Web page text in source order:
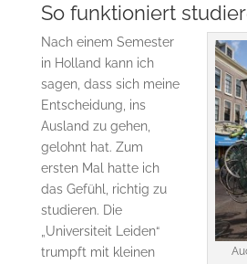
So funktioniert
Nach einem Semester
in Holland kann ich
sagen, dass sich meine
Entscheidung, ins
Ausland zu gehen,
gelohnt hat. Zum
ersten Mal hatte ich
das Gefühl, richtig zu
studieren. Die
„Universiteit Leiden“
trumpft mit kleinen